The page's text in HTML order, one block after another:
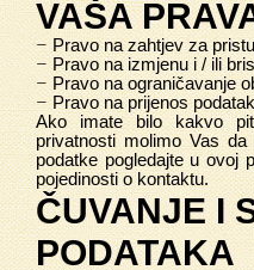
VAŠA
–Pravo na zahtjev za
–Pravo na izmjenu i / ili
–Pravo na ograničavanje
–Pravo na prijenos
Ako imate bilo kakvo
privatnosti molimo Vas
podatke pogledajte u ovoj
pojedinosti o kontaktu.
ČUVANJE I
PODATAKA